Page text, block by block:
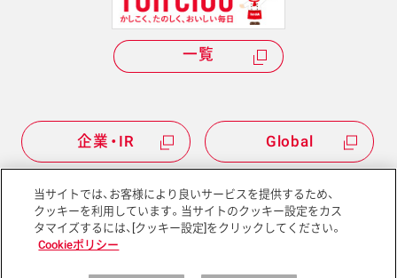
企業・IR Global
Qummyについて
一覧
サイトマップ サイトポリシー
当サイトでは、お客様により良いサービスを提供するため、
クッキーを利用しています。当サイトのクッキー設定をカス
タマイズするには、[クッキー設定]をクリックしてください。
Cookieポリシー